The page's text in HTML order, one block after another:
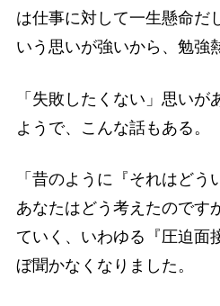
は仕事に対して一生懸命だ
いう思いが強いから、勉強
「失敗したくない」思いが
ようで、こんな話もある。
「昔のように『それはど
あなたはどう考えたのです
ていく、いわゆる『圧迫面
ぼ聞かなくなりました。